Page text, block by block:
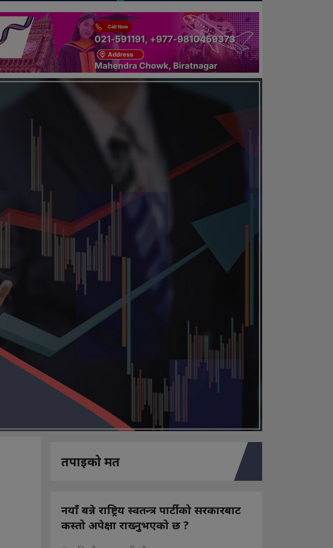
तपाइको मत
नयाँ बन्ने राष्ट्रिय स्वतन्त्र पार्टीको सरकारबाट
कस्तो अपेक्षा राख्नुभएको छ ?